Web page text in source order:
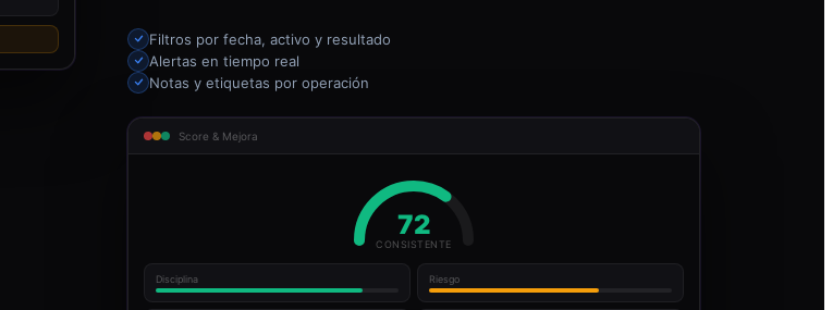
Filtros por fecha, activo y resultado
Alertas en tiempo real
Notas y etiquetas por operación
Score & Mejora
72
CONSISTENTE
Disciplina Riesgo